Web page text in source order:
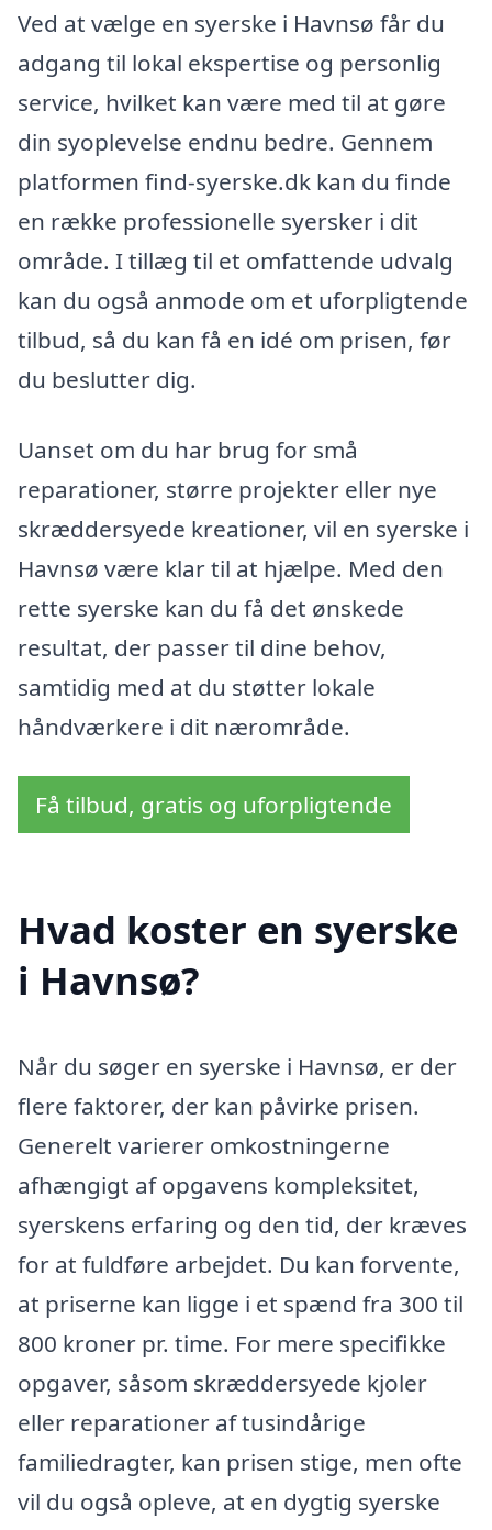
Ved at vælge en syerske i Havnsø får du
adgang til lokal ekspertise og personlig
service, hvilket kan være med til at gøre
din syoplevelse endnu bedre. Gennem
platformen find-syerske.dk kan du finde
en række professionelle syersker i dit
område. I tillæg til et omfattende udvalg
kan du også anmode om et uforpligtende
tilbud, så du kan få en idé om prisen, før
du beslutter dig.
Uanset om du har brug for små
reparationer, større projekter eller nye
skræddersyede kreationer, vil en syerske i
Havnsø være klar til at hjælpe. Med den
rette syerske kan du få det ønskede
resultat, der passer til dine behov,
samtidig med at du støtter lokale
håndværkere i dit nærområde.
Få tilbud, gratis og uforpligtende
Hvad koster en syerske
i Havnsø?
Når du søger en syerske i Havnsø, er der
flere faktorer, der kan påvirke prisen.
Generelt varierer omkostningerne
afhængigt af opgavens kompleksitet,
syerskens erfaring og den tid, der kræves
for at fuldføre arbejdet. Du kan forvente,
at priserne kan ligge i et spænd fra 300 til
800 kroner pr. time. For mere specifikke
opgaver, såsom skræddersyede kjoler
eller reparationer af tusindårige
familiedragter, kan prisen stige, men ofte
vil du også opleve, at en dygtig syerske